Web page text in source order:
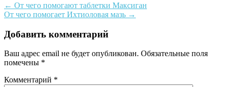
← От чего помогают таблетки Максиган
От чего помогает Ихтиоловая мазь →
Добавить комментарий
Ваш адрес email не будет опубликован. Обязательные поля
помечены *
Комментарий *